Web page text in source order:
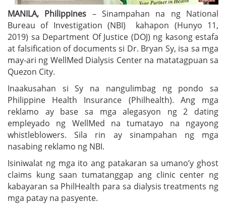
MANILA, Philippines – Sinampahan na ng National
Bureau of Investigation (NBI) kahapon (Hunyo 11,
2019) sa Department Of Justice (DOJ) ng kasong estafa
at falsification of documents si Dr. Bryan Sy, isa sa mga
may-ari ng WellMed Dialysis Center na matatagpuan sa
Quezon City.
Inaakusahan si Sy na nangulimbag ng pondo sa
Philippine Health Insurance (Philhealth). Ang mga
reklamo ay base sa mga alegasyon ng 2 dating
empleyado ng WellMed na tumatayo na ngayong
whistleblowers. Sila rin ay sinampahan ng mga
nasabing reklamo ng NBI.
Isiniwalat ng mga ito ang patakaran sa umano’y ghost
claims kung saan tumatanggap ang clinic center ng
kabayaran sa PhilHealth para sa dialysis treatments ng
mga patay na pasyente.